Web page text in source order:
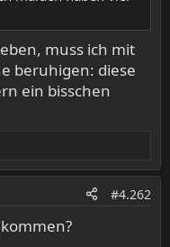
muss ich mit
beruhigen: diese
ein bisschen
#4.262